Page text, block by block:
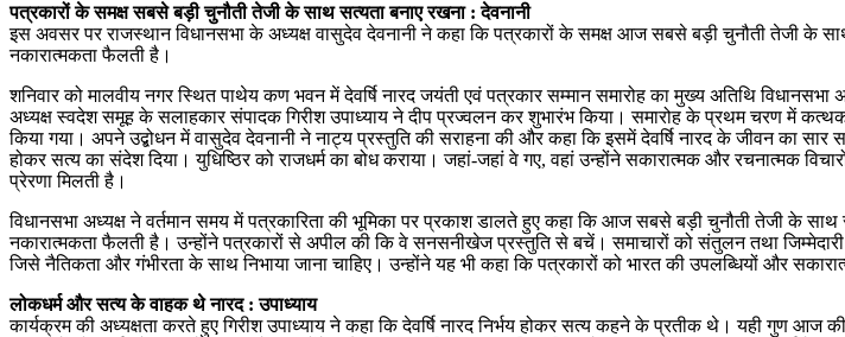
पत्रकारों के समक्ष सबसे बड़ी चुनौती तेजी के साथ सत्यता बनाए रखना : देवनानी
इस अवसर पर राजस्थान विधानसभा के अध्यक्ष वासुदेव देवनानी ने कहा कि पत्रकारों के समक्ष आज सबसे बड़ी चुनौती तेजी के
नकारात्मकता फैलती है।
शनिवार को मालवीय नगर स्थित पाथेय कण भवन में देवर्षि नारद जयंती एवं पत्रकार सम्मान समारोह का मुख्य अतिथि
अध्यक्ष स्वदेश समूह के सलाहकार संपादक गिरीश उपाध्याय ने दीप प्रज्वलन कर शुभारंभ किया। समारोह के प्रथम चरण में
किया गया। अपने उद्बोधन में वासुदेव देवनानी ने नाट्य प्रस्तुति की सराहना की और कहा कि इसमें देवर्षि नारद के जीवन का
होकर सत्य का संदेश दिया। युधिष्ठिर को राजधर्म का बोध कराया। जहां-जहां वे गए, वहां उन्होंने सकारात्मक और रचनात्मक
प्रेरणा मिलती है।
विधानसभा अध्यक्ष ने वर्तमान समय में पत्रकारिता की भूमिका पर प्रकाश डालते हुए कहा कि आज सबसे बड़ी चुनौती तेजी के
नकारात्मकता फैलती है। उन्होंने पत्रकारों से अपील की कि वे सनसनीखेज प्रस्तुति से बचें। समाचारों को संतुलन तथा
जिसे नैतिकता और गंभीरता के साथ निभाया जाना चाहिए। उन्होंने यह भी कहा कि पत्रकारों को भारत की उपलब्धियों और
लोकधर्म और सत्य के वाहक थे नारद : उपाध्याय
कार्यक्रम की अध्यक्षता करते हुए गिरीश उपाध्याय ने कहा कि देवर्षि नारद निर्भय होकर सत्य कहने के प्रतीक थे। यही गुण